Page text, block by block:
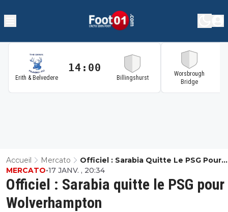
Erith & Belvedere
14:00
Billingshurst
Worsbrough
Bridge
Accueil Mercato
Officiel : Sarabia Quitte Le PSG Pour
Wolverhampton
Officiel : Sarabia quitte le PSG pour
Wolverhampton
MERCATO•17 JANV. , 20:34